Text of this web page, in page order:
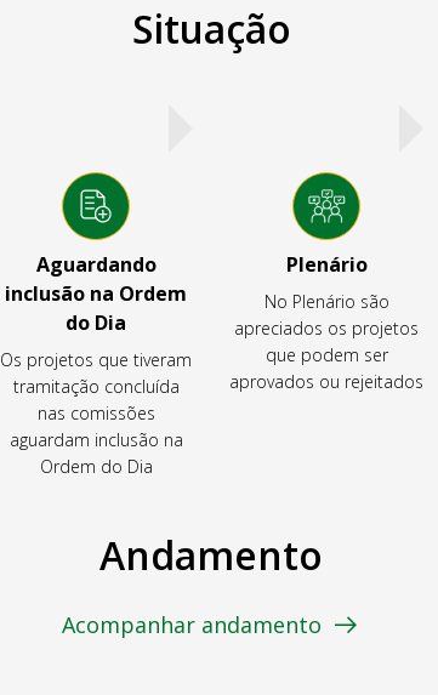
Situação
Aguardando
inclusão na Ordem
do Dia
Os projetos que tiveram
tramitação concluída
nas comissões
aguardam inclusão na
Ordem do Dia
Plenário
No Plenário são
apreciados os projetos
que podem ser
aprovados ou rejeitados
Andamento
Acompanhar andamento